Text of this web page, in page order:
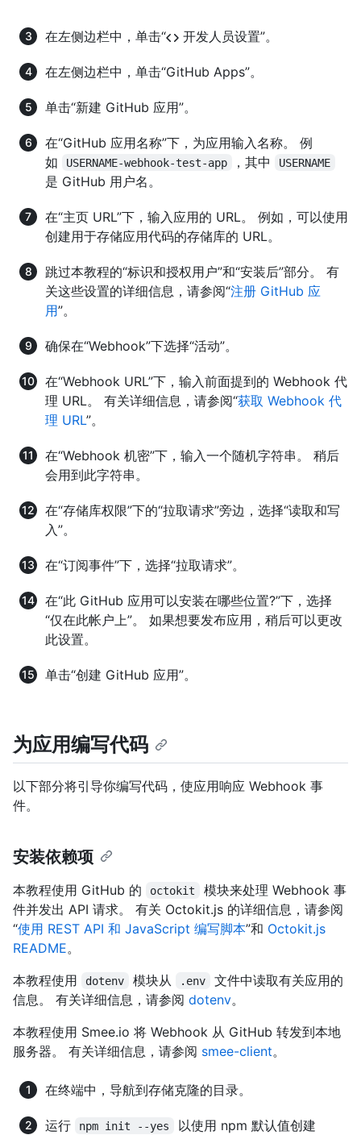
在左侧边栏中，单击“ 开发人员设置”。
在左侧边栏中，单击“GitHub Apps”。
单击“新建 GitHub 应用”。
在“GitHub 应用名称”下，为应用输入名称。 例
如
USERNAME-webhook-test-app ，其中 USERNAME
是 GitHub 用户名。
在“主页 URL”下，输入应用的 URL。 例如，可以使用
创建用于存储应用代码的存储库的 URL。
跳过本教程的“标识和授权用户”和“安装后”部分。 有
关这些设置的详细信息，请参阅“注册 GitHub 应
用”。
确保在“Webhook”下选择“活动”。
在“Webhook URL”下，输入前面提到的 Webhook 代
理 URL。 有关详细信息，请参阅“获取 Webhook 代
理 URL”。
在“Webhook 机密”下，输入一个随机字符串。 稍后
会用到此字符串。
在“存储库权限”下的“拉取请求”旁边，选择“读取和写
入”。
在“订阅事件”下，选择“拉取请求”。
在“此 GitHub 应用可以安装在哪些位置?”下，选择
“仅在此帐户上”。 如果想要发布应用，稍后可以更改
此设置。
单击“创建 GitHub 应用”。
为应用编写代码
以下部分将引导你编写代码，使应用响应 Webhook 事
件。
安装依赖项
本教程使用 GitHub 的 octokit
模块来处理 Webhook 事
件并发出 API 请求。 有关 Octokit.js 的详细信息，请参阅
“使用 REST API 和 JavaScript 编写脚本”和 Octokit.js
README。
本教程使用
dotenv 模块从 .env
文件中读取有关应用的
信息。 有关详细信息，请参阅 dotenv。
本教程使用 Smee.io 将 Webhook 从 GitHub 转发到本地
服务器。 有关详细信息，请参阅 smee-client。
在终端中，导航到存储克隆的目录。
运行 npm init --yes 以使用 npm 默认值创建